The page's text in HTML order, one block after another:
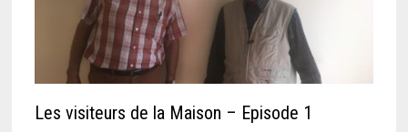
Les visiteurs de la Maison – Episode 1